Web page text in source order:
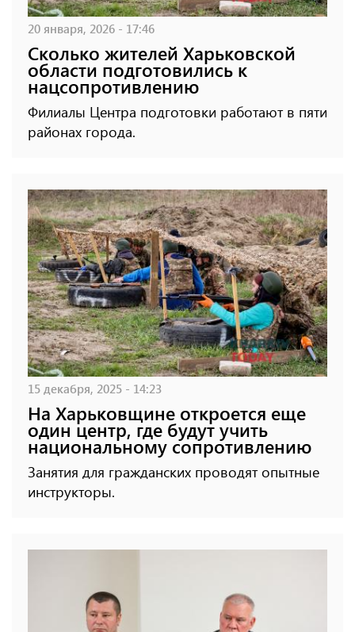
20 января, 2026 - 17:46
Сколько жителей Харьковской
области подготовились к
нацсопротивлению
Филиалы Центра подготовки работают в пяти
районах города.
15 декабря, 2025 - 14:23
На Харьковщине откроется еще
один центр, где будут учить
национальному сопротивлению
Занятия для гражданских проводят опытные
инструкторы.